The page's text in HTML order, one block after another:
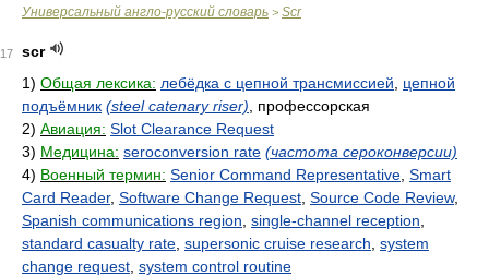
Универсальный англо-русский словарь > Scr
17
scr
1) Общая лексика: лебёдка с цепной трансмиссией
цепной
подъёмник (steel catenary riser) , профессорская
2) Авиация: Slot Clearance Request
3) Медицина: seroconversion rate (частота сероконверсии)
4) Военный термин: Senior Command Representative Smart
Card Reader, Software Change Request Source Code Review,
Spanish communications region single-channel reception
standard casualty rate supersonic cruise research system
change request system control routine